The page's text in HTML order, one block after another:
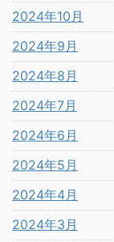
2024年10月
2024年9月
2024年8月
2024年7月
2024年6月
2024年5月
2024年4月
2024年3月